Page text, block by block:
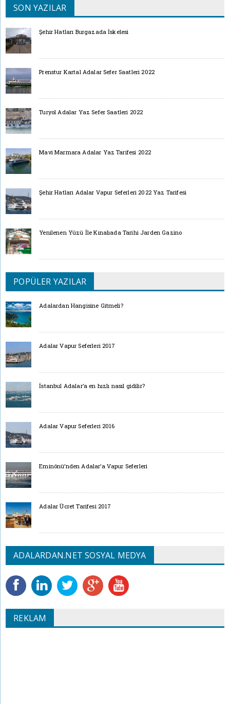
SON YAZILAR
Şehir Hatları Burgazada İskelesi
Prenstur Kartal Adalar Sefer Saatleri 2022
Turyol Adalar Yaz Sefer Saatleri 2022
Mavi Marmara Adalar Yaz Tarifesi 2022
Şehir Hatları Adalar Vapur Seferleri 2022 Yaz Tarifesi
Yenilenen Yüzü İle Kınalıada Tarihi Jarden Gazino
POPÜLER YAZILAR
Adalardan Hangisine Gitmeli?
Adalar Vapur Seferleri 2017
İstanbul Adalar’a en hızlı nasıl gidilir?
Adalar Vapur Seferleri 2016
Eminönü’nden Adalar’a Vapur Seferleri
Adalar Ücret Tarifesi 2017
ADALARDAN.NET SOSYAL MEDYA
REKLAM